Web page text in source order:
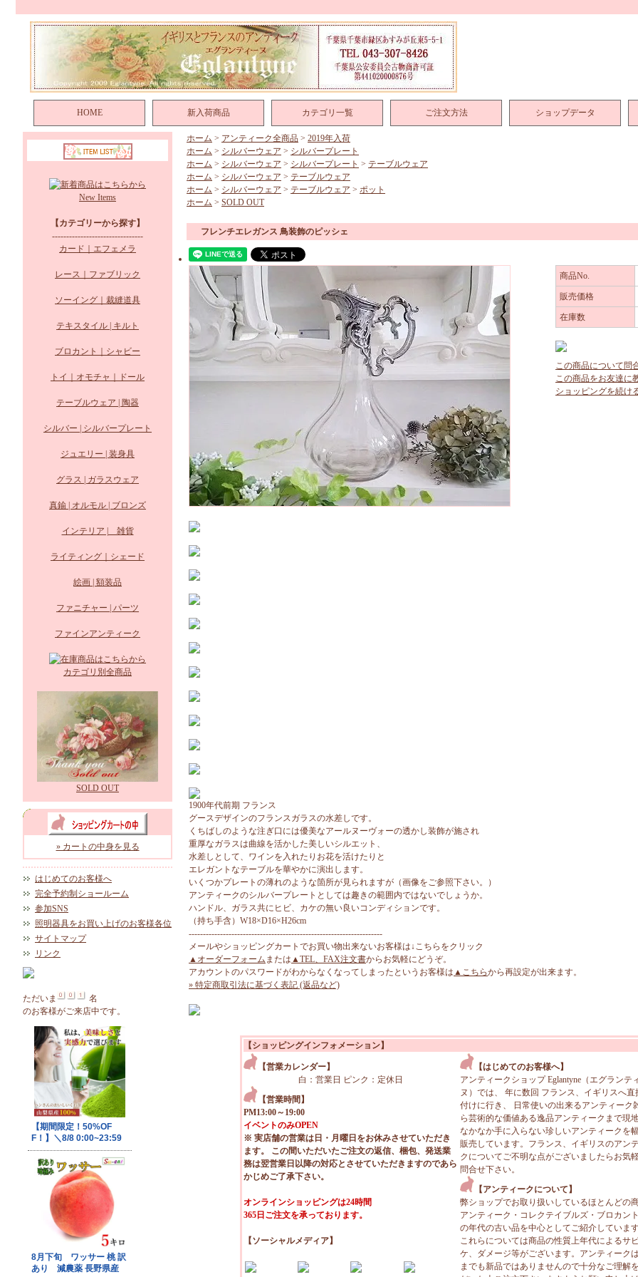
HOME 新入荷商品 カテゴリ一覧 ご注文方法 ショップデータ
New Items
【カテゴリーから探す】
--------------------------------
カード｜エフェメラ
レース｜ファブリック
ソーイング｜裁縫道具
テキスタイル | キルト
ブロカント｜シャビー
トイ｜オモチャ｜ドール
テーブルウェア | 陶器
シルバー | シルバープレート
ジュエリー | 装身具
グラス | ガラスウェア
真鍮 | オルモル | ブロンズ
インテリア | 雑貨
ライティング｜シェード
絵画 | 額装品
ファニチャー | パーツ
ファインアンティーク
カテゴリ別全商品
SOLD OUT
» カートの中身を見る
はじめてのお客様へ
完全予約制ショールーム
参加SNS
照明器具をお買い上げのお客様各位
サイトマップ
リンク
ただいま
名
のお客様がご来店中です。
ホーム > アンティーク全商品 > 2019年入荷
ホーム > シルバーウェア > シルバープレート
ホーム > シルバーウェア > シルバープレート > テーブルウェア
ホーム > シルバーウェア > テーブルウェア
ホーム > シルバーウェア > テーブルウェア > ポット
ホーム > SOLD OUT
フレンチエレガンス 鳥装飾のピッシェ
商品No.
販売価格
在庫数
この商品について問
この商品をお友達に
ショッピングを続け
1900年代前期 フランス
グースデザインのフランスガラスの水差しです。
くちばしのような注ぎ口には優美なアールヌーヴォーの透かし装飾が施され
重厚なガラスは曲線を活かした美しいシルエット、
水差しとして、ワインを入れたりお花を活けたりと
エレガントなテーブルを華やかに演出します。
いくつかプレートの薄れのような箇所が見られますが（画像をご参照下さい。）
アンティークのシルバープレートとしては趣きの範囲内ではないでしょうか。
ハンドル、ガラス共にヒビ、カケの無い良いコンディションです。
（持ち手含）W18×D16×H26cm
--------------------------------------------------------------------
メールやショッピングカートでお買い物出来ないお客様は↓こちらをクリック
▲オーダーフォーム または ▲TEL、FAX注文書からお気軽にどうぞ。
アカウントのパスワードがわからなくなってしまったというお客様は ▲こちらから再設定が出来ます。
» 特定商取引法に基づく表記 (返品など)
【ショッピングインフォメーション】
【営業カレンダー】
白：営業日 ピンク：定休日
【営業時間】
PM13:00～19:00
イベントのみOPEN
※ 実店舗の営業は日・月曜日をお休みさせていただき
ます。 この間いただいたご注文の返信、梱包、発送業
務は翌営業日以降の対応とさせていただきますのであら
かじめご了承下さい。
オンラインショッピングは24時間
365日ご注文を承っております。
【ソーシャルメディア】
【はじめてのお客様へ】
アンティークショップ Eglantyne（エグランテ
ヌ）では、 年に数回 フランス、イギリスへ直
付けに行き、 日常使いの出来るアンティーク
ら芸術的な価値ある逸品アンティークまで現
なかなか手に入らない珍しいアンティークを
販売しています。フランス、イギリスのアン
クについてご不明な点がございましたらお気
問合せ下さい。
【アンティークについて】
弊ショップでお取り扱いしているほとんどの
アンティーク・コレクテイブルズ・ブロカン
の年代の古い品を中心としてご紹介しています
これらについては商品の性質上年代によるサ
ケ、ダメージ等がございます。アンティーク
までも新品ではありませんので十分なご理解